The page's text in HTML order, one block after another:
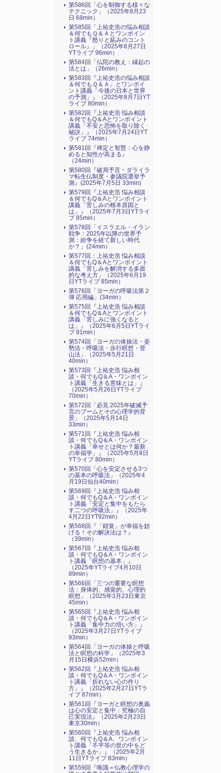
第586回「心を制御する様々な
テクニック」（2025年8月23
日 68min）
第585回「上祐史浩の悩み相談
＆何でもＱ＆Ａとワンポイン
ト講義『怒りと妬みのコント
ロール』​」（2025年8月27日
YTライブ 96min）
第584回「仏陀の教え：縁起の
法とは」（26min）
第583回『上祐史浩の悩み相談
＆何でもＱ＆Ａ」とワンポイ
ント講義「今後の日本と世界
の予測」』（2025年8月7日YT
ライブ 80min）
第582回『上祐史浩 悩み相談
＆何でもQ＆Aとワンポイント
講義「不安と恐怖を取り除く
秘訣」』（2025年7月24日YT
ライブ 74min）
第581回『禅定と智慧：心を静
めると知性が高まる』
（24min）
第580回『破局予言・ダライラ
マ転生仏制度・参議院選挙予
測』(2025年7月5日 33min)
第579回『上祐史浩 悩み相談
＆何でもQ＆Aとワンポイント
講義「苦しみの根本原因と
は」』（2025年7月3日YTライ
ブ 85min）
第578回「イスラエル・イラン
戦争：2025年以降の世界予
測：紛争を経て新しい時代
か？」(24min）
第577回：上祐史浩 悩み相談
＆何でもQ＆Aとワンポイント
講義「苦しみを解消する多面
的な考え方」（2025年6月19
日YTライブ 85min）
第576回「ヨーガの呼吸法第２
弾 応用編」(34min）
第575回『上祐史浩 悩み相談
＆何でもQ＆Aとワンポイント
講義「苦しみに強くなると
は」』（2025年6月5日YTライ
ブ 91min）
第574回「ヨーガの体操法・姿
勢法・呼吸法・歩行瞑想・登
山法」（2025年5月21日
40min）
第573回『上祐史浩 悩み相
談・何でもQ＆A・ワンポイン
ト講義「生きる意味とは」』
（2025年5月26日YTライブ
70min）
第572回「必見:2025年破滅予
言のブームとその心理学的背
景」（2025年5月14日
33min）
第571回『上祐史浩 悩み相
談・何でもQ＆A・ワンポイン
ト講義「幸せとは何か？最新
の幸福学」』（2025年5月8日
YTライブ 80min）
第570回「心を安定させる3つ
の基本の呼吸法」（2025年4
月19日仙台40min）
第569回『上祐史浩 悩み相
談・何でもQ＆A・ワンポイン
ト講義「安定と集中をもたら
す二つの呼吸法」』（2025年
4月22日YT92min）
第568回『「錯覚」が幸福を妨
げる！その解決法は？』
（39min）
第567回『上祐史浩 悩み相
談・何でもQ＆A・ワンポイン
ト講義「瞑想の基本」』
（2025年YTライブ4月10日
89min）
第566回「三つの重要な瞑想
法：身体的、感覚的、心理的
瞑想」（2025年3月23日東京
45min）
第565回『上祐史浩 悩み相
談・何でもQ＆A・ワンポイン
ト講義「集中力の培い方」』
（2025年3月27日YTライブ
93min）
第564回「ヨーガの体操と呼吸
法と瞑想の科学」（2025年3
月15日横浜52min）
第562回『上祐史浩 悩み相
談・何でもQ＆A・ワンポイン
ト講義「折れない心の作り
方」』（2025年2月27日YTラ
イブ 87min）
第561回『ヨーガと瞑想の奥義
は心の安定と集中：究極の自
己実現法』（2025年2月23日
東京30min）
第560回『上祐史浩 悩み相
談、何でもQ＆A、ワンポイン
ト講義「不平等の世の中をど
う生きるか」』（2025年2月
11日YTライブ 83min）
第559回『唯識＝仏教心理学の